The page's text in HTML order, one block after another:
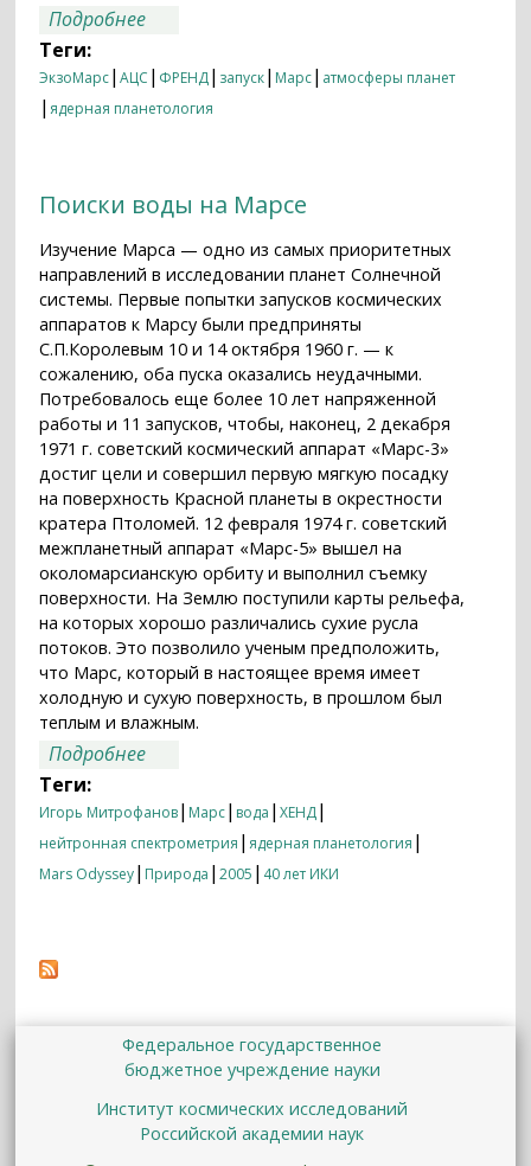
Подробнее
Марсу
Теги:
ЭкзоМарс|АЦС | ФРЕНД| запуск| Марс| атмосферы планет
|ядерная планетология
Поиски воды на Марсе
Изучение Марса — одно из самых приоритетных
направлений в исследовании планет Солнечной
системы. Первые попытки запусков космических
аппаратов к Марсу были предприняты
С.П.Королевым 10 и 14 октября 1960 г. — к
сожалению, оба пуска оказались неудачными.
Потребовалось еще более 10 лет напряженной
работы и 11 запусков, чтобы, наконец, 2 декабря
1971 г. советский космический аппарат «Марс-3»
достиг цели и совершил первую мягкую посадку
на поверхность Красной планеты в окрестности
кратера Птоломей. 12 февраля 1974 г. советский
межпланетный аппарат «Марс-5» вышел на
околомарсианскую орбиту и выполнил съемку
поверхности. На Землю поступили карты рельефа,
на которых хорошо различались сухие русла
потоков. Это позволило ученым предположить,
что Марс, который в настоящее время имеет
холодную и сухую поверхность, в прошлом был
теплым и влажным.
Подробнее
Теги:
Игорь Митрофанов| Марс| вода |ХЕНД|
нейтронная спектрометрия |ядерная планетология |
Mars Odyssey| Природа |2005 | 40 лет ИКИ
Федеральное государственное
бюджетное учреждение науки
Институт космических исследований
Российской академии наук